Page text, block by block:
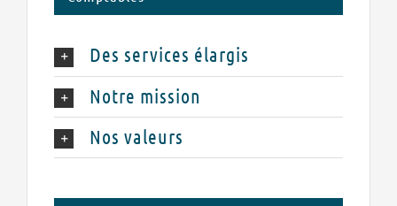
Des services élargis
Notre mission
Nos valeurs